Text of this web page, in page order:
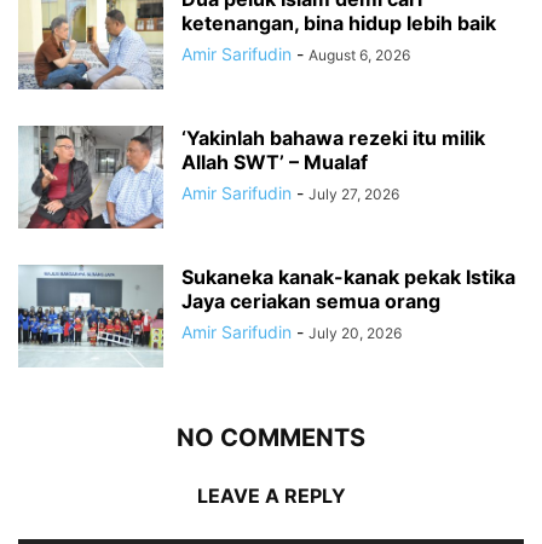
ketenangan, bina hidup lebih baik
Amir Sarifudin - August 6, 2026
‘Yakinlah bahawa rezeki itu milik
Allah SWT’ – Mualaf
Amir Sarifudin - July 27, 2026
Sukaneka kanak-kanak pekak Istika
Jaya ceriakan semua orang
Amir Sarifudin - July 20, 2026
NO COMMENTS
LEAVE A REPLY